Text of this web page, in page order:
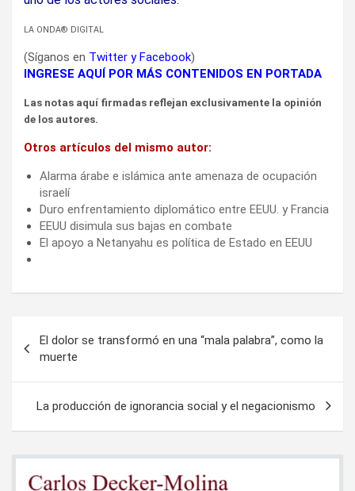
LA ONDA® DIGITAL
(Síganos en Twitter yFacebook)
INGRESE AQUÍ POR MÁS CONTENIDOS EN PORTADA
Las notas aquí firmadas reflejan exclusivamente la opinión
de los autores.
Otros artículos del mismo autor:
Alarma árabe e islámica ante amenaza de ocupación
israelí
Duro enfrentamiento diplomático entre EEUU. y Francia
EEUU disimula sus bajas en combate
El apoyo a Netanyahu es política de Estado en EEUU
de
entradas
El dolor se transformó en una “mala palabra”, como la
muerte
La producción de ignorancia social y el negacionismo